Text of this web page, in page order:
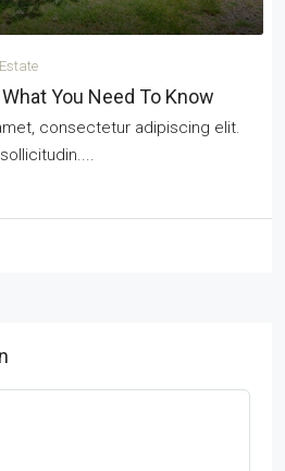
You Need To Know
consectetur adipiscing elit.